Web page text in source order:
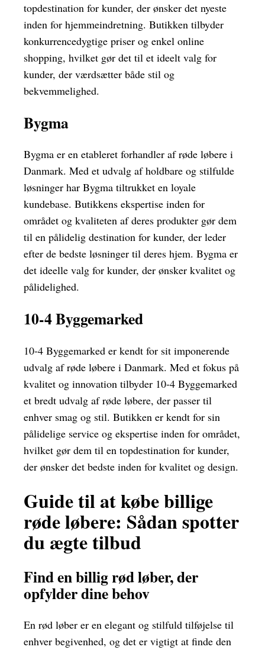
topdestination for kunder, der ønsker det nyeste
inden for hjemmeindretning. Butikken tilbyder
konkurrencedygtige priser og enkel online
shopping, hvilket gør det til et ideelt valg for
kunder, der værdsætter både stil og
bekvemmelighed.
Bygma
Bygma er en etableret forhandler af røde løbere i
Danmark. Med et udvalg af holdbare og stilfulde
løsninger har Bygma tiltrukket en loyale
kundebase. Butikkens ekspertise inden for
området og kvaliteten af deres produkter gør dem
til en pålidelig destination for kunder, der leder
efter de bedste løsninger til deres hjem. Bygma er
det ideelle valg for kunder, der ønsker kvalitet og
pålidelighed.
10-4 Byggemarked
10-4 Byggemarked er kendt for sit imponerende
udvalg af røde løbere i Danmark. Med et fokus på
kvalitet og innovation tilbyder 10-4 Byggemarked
et bredt udvalg af røde løbere, der passer til
enhver smag og stil. Butikken er kendt for sin
pålidelige service og ekspertise inden for området,
hvilket gør dem til en topdestination for kunder,
der ønsker det bedste inden for kvalitet og design.
Guide til at købe billige
røde løbere: Sådan spotter
du ægte tilbud
Find en billig rød løber, der
opfylder dine behov
En rød løber er en elegant og stilfuld tilføjelse til
enhver begivenhed, og det er vigtigt at finde den